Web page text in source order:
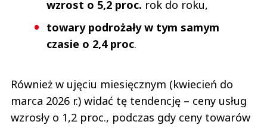
wzrost o 5,2 proc. rok do roku,
towary podrożały w tym samym
czasie o 2,4 proc.
Również w ujęciu miesięcznym (kwiecień do
marca 2026 r.) widać tę tendencję – ceny usług
wzrosły o 1,2 proc., podczas gdy ceny towarów